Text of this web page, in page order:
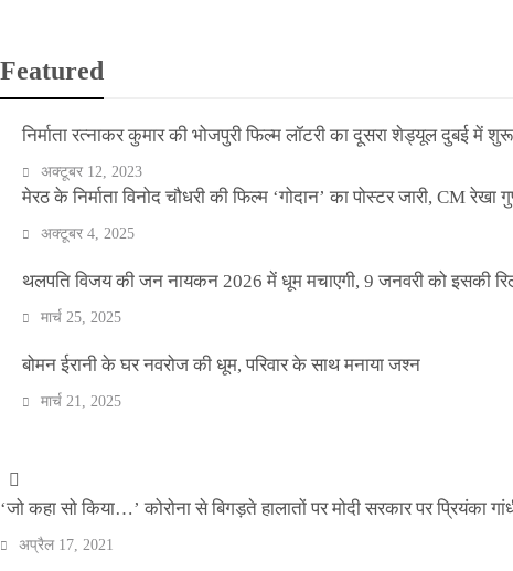
Featured
निर्माता रत्नाकर कुमार की भोजपुरी फिल्म लॉटरी का दूसरा शेड्यूल दुबई में शुरू
अक्टूबर 12, 2023
मेरठ के निर्माता विनोद चौधरी की फिल्म ‘गोदान’ का पोस्टर जारी, CM
अक्टूबर 4, 2025
थलपति विजय की जन नायकन 2026 में धूम मचाएगी, 9 जनवरी को इसकी
मार्च 25, 2025
बोमन ईरानी के घर नवरोज की धूम, परिवार के साथ मनाया जश्न
मार्च 21, 2025
वीकेंड कर्फ्यू ने थामी दिल्ली की रफ्तार, नाइट कर्फ्यू
Official Desk
‘जो कहा सो किया…’ कोरोना से बिगड़ते हालातों पर मोदी सरकार पर प्रियंका
अप्रैल 17, 2021